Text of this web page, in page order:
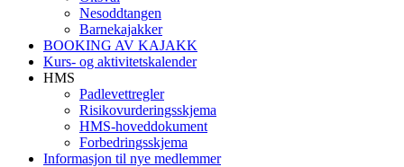
Nesoddtangen
Barnekajakker
BOOKING AV KAJAKK
Kurs- og aktivitetskalender
HMS
Padlevettregler
Risikovurderingsskjema
HMS-hoveddokument
Forbedringsskjema
Informasjon til nye medlemmer